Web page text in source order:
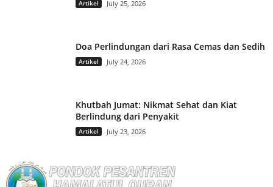
Artikel July 25, 2026
Doa Perlindungan dari Rasa Cemas dan Sedih
Artikel July 24, 2026
Khutbah Jumat: Nikmat Sehat dan Kiat
Berlindung dari Penyakit
Artikel July 23, 2026